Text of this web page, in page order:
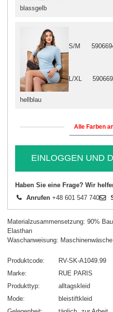
blassgelb
hellblau
S/M
L/XL
Alle Farben
EINLOGGEN UND
Haben Sie eine Frage? Wir
Anrufen +48 601 547 740
Materialzusammensetzung: 90%
Elasthan
Waschanweisung:
Produktcode
RV-SK-A1049.99
Marke
RUE PARIS
Produkttyp
alltagskleid
Mode
bleistiftkleid